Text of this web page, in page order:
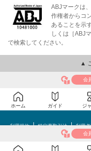
ABJマークは
作権者からコ
あることを示
しくは［ABJ
で検索してください。
▲
会
ホーム ガイド ジ
利用規約 特定商取引法 利用
会